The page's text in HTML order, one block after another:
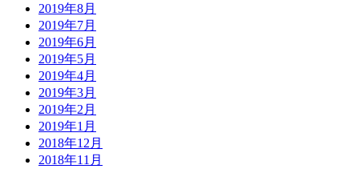
2019年8月
2019年7月
2019年6月
2019年5月
2019年4月
2019年3月
2019年2月
2019年1月
2018年12月
2018年11月